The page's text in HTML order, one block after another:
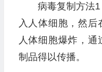
病毒复制方法
入人体细胞，然
人体细胞爆炸，
制品得以传播。